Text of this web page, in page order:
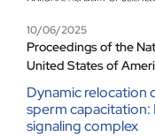
10/06/2025
Proceedings of the
United States of
Dynamic relocation
sperm
signaling complex